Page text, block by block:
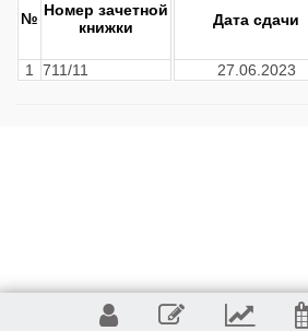
№ Номер зачетной
книжки
1 711/11
Дата сдачи
27.06.2023